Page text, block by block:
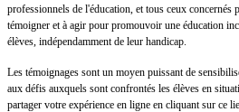
professionnels de l'éducation, et tous ceux concernés
témoigner et à agir pour promouvoir une éducation
élèves, indépendamment de leur handicap.
Les témoignages sont un moyen puissant de
aux défis auxquels sont confrontés les élèves en
partager votre expérience en ligne en cliquant sur ce